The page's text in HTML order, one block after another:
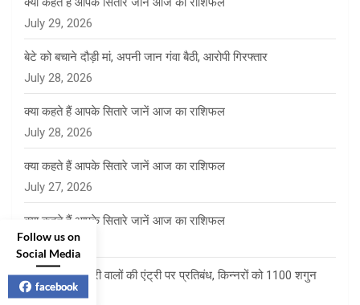
July 29, 2026
बेटे को बचाने दौड़ी मां, अपनी जान गंवा बैठी, आरोपी गिरफ्तार
July 28, 2026
क्या कहते हैं आपके सितारे जानें आज का राशिफल
July 28, 2026
क्या कहते हैं आपके सितारे जानें आज का राशिफल
July 27, 2026
क्या कहते हैं आपके सितारे जानें आज का राशिफल
July 24, 2026
साई पंचायत में फेरी वालों की एंट्री पर प्रतिबंध, किन्नरों को 1100 शगुन
July 23, 2026
Follow us on
Social Media
facebook